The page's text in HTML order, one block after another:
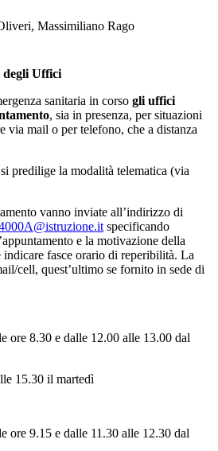
Massimiliano Rago
degli Uffici
sanitaria in corso gli uffici
, sia in presenza, per situazioni
via mail o per telefono, che a distanza
predilige la modalità telematica (via
vanno inviate all’indirizzo di
specificando
e la motivazione della
indicare fasce orario di reperibilità. La
cell, quest’ultimo se fornito in sede di
ore 8.30 e dalle 12.00 alle 13.00 dal
15.30 il martedì
ore 9.15 e dalle 11.30 alle 12.30 dal